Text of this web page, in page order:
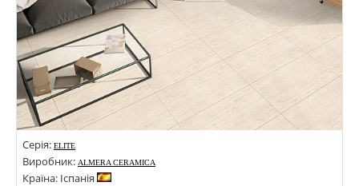
Серія: ELITE
Виробник: ALMERA CERAMICA
Країна: Іспанія